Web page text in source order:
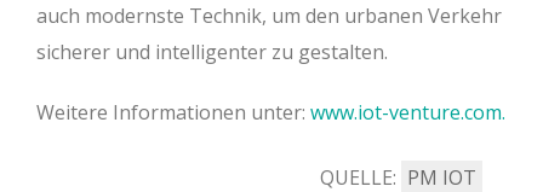
auch modernste Technik, um den urbanen Verkehr
sicherer und intelligenter zu gestalten.
Weitere Informationen unter: www.iot-venture.com.
QUELLE: PM IOT